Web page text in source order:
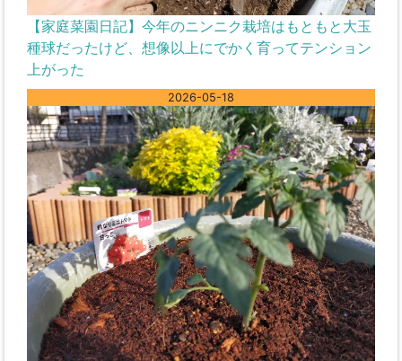
【家庭菜園日記】今年のニンニク栽培はもともと大玉
種球だったけど、想像以上にでかく育ってテンション
上がった
2026-05-18